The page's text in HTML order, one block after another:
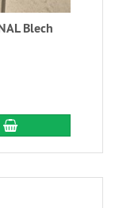
Blech